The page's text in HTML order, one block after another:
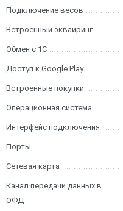
Подключение весов
Встроенный эквайринг
Обмен с 1С
Доступ к Google Play
Встроенные покупки
Операционная система
Интерфейс подключения
Порты
Сетевая карта
Канал передачи данных в
ОФД